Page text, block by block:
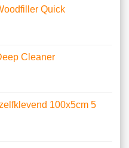
Quick
Cleaner
100x5cm 5